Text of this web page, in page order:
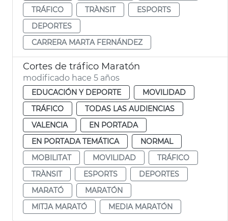
TRÁFICO
TRÀNSIT
ESPORTS
DEPORTES
CARRERA MARTA FERNÁNDEZ
Cortes de tráfico Maratón
modificado hace 5 años
EDUCACIÓN Y DEPORTE
MOVILIDAD
TRÁFICO
TODAS LAS AUDIENCIAS
VALENCIA
EN PORTADA
EN PORTADA TEMÁTICA
NORMAL
MOBILITAT
MOVILIDAD
TRÁFICO
TRÀNSIT
ESPORTS
DEPORTES
MARATÓ
MARATÓN
MITJA MARATÓ
MEDIA MARATÓN